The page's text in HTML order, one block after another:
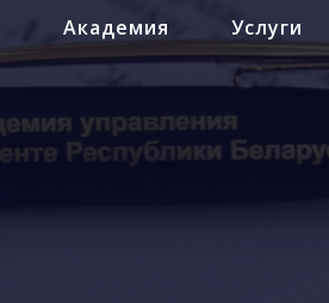
Академия Услуги